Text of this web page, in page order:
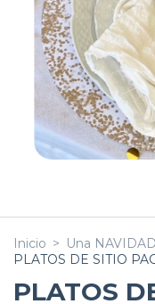
Inicio > Una
PLATOS DE SITIO
PLATOS